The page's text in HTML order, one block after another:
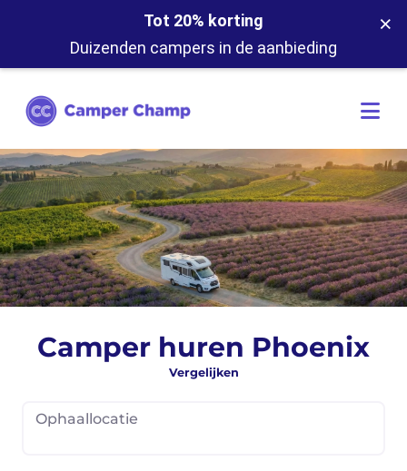
Tot 20% korting
Duizenden campers in de aanbieding
×
Camper huren Phoenix
Vergelijken
Ophaallocatie